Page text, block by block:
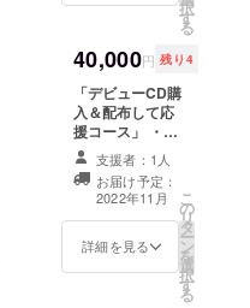
カード（全支援
者共通） A4サイ
ズ、片面カ
ラー、5枚 ・11
月に発売予定の
デビューシング
ル（カラオケ含
む全6曲予定）5
枚 ・11月12日に
ビューイベント
の一般入場整理
券 5名分 ※メー
所は支援者様と
の打ち合わせに
なります。備考
欄に希望のメン
バーを記載して
ください。 ※ス
タッフが同伴い
たします。
択
す
る
40,000円 残り4
「デビューCD購
入＆配布して応
援コース」 ・メ
ンバーからのお
礼コメント＆サ
インが入った
メッセージカー
ド（全支援者共
通） A4サイズ、
片面カラー、1枚
支援者：1人
お届け予定：
2022年11月
詳細を見る
こ
の
リ
タ
ー
ン
を
選
択
す
る